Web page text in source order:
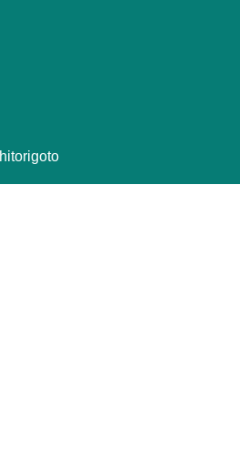
hitorigoto